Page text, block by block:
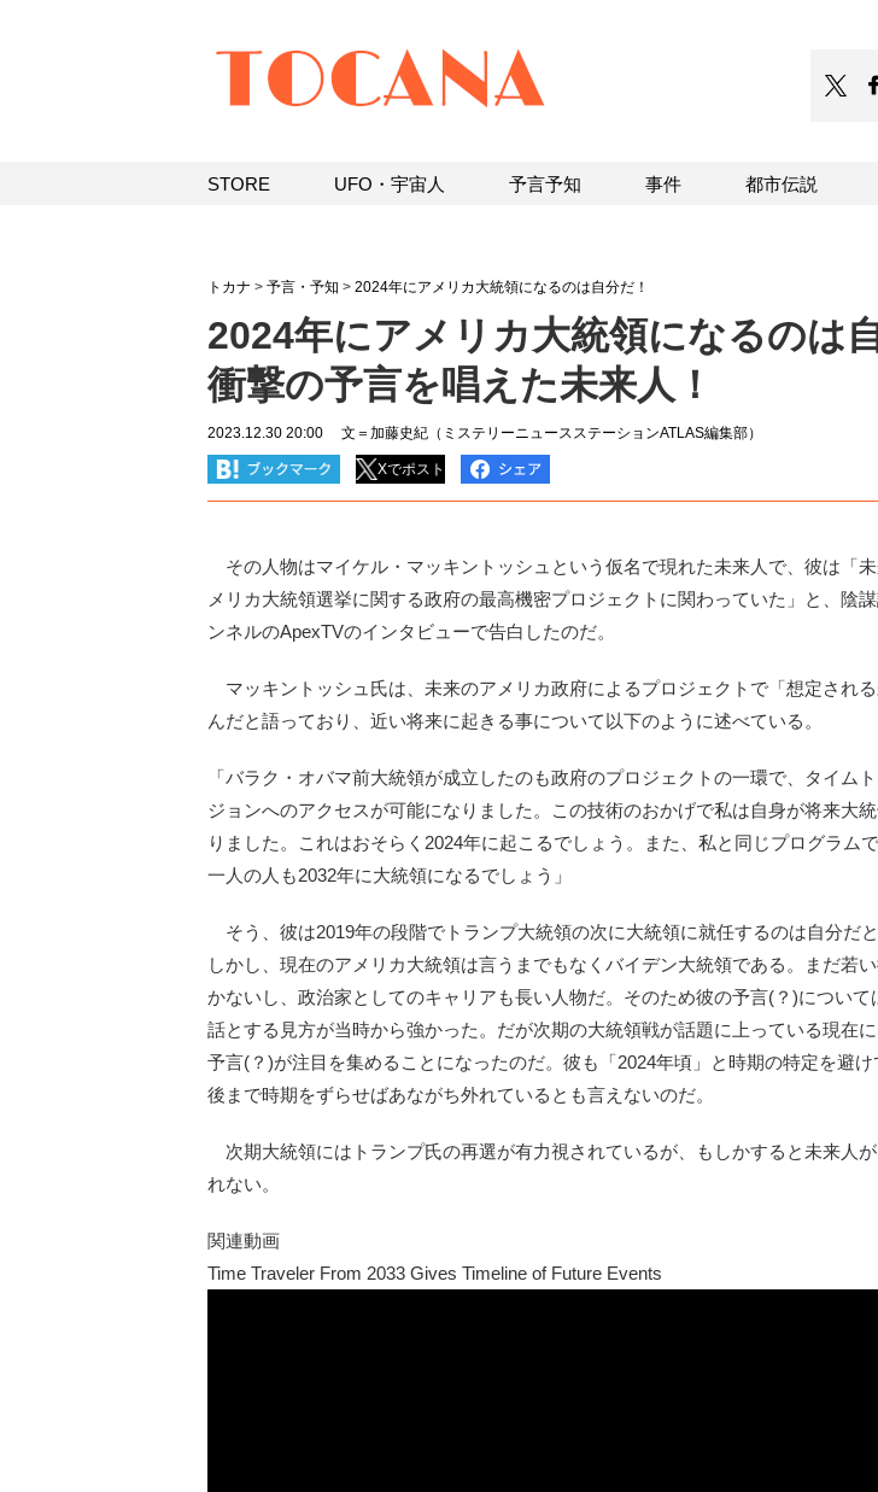
トカナ > 予言・予知 > 2024年にアメリカ大統領になるのは自分だ！
2024年にアメリカ大統領になるのは
衝撃の予言を唱えた未来人！
2023.12.30 20:00 文＝加藤史紀（ミステリーニュースステーションATLAS編集部）
Xでポスト
その人物はマイケル・マッキントッシュという仮名で現れた未来人で、彼は「
メリカ大統領選挙に関する政府の最高機密プロジェクトに関わっていた」と、陰
ンネルのApexTVのインタビューで告白したのだ。
マッキントッシュ氏は、未来のアメリカ政府によるプロジェクトで「想定され
んだと語っており、近い将来に起きる事について以下のように述べている。
「バラク・オバマ前大統領が成立したのも政府のプロジェクトの一環で、タイム
ジョンへのアクセスが可能になりました。この技術のおかげで私は自身が将来大
りました。これはおそらく2024年に起こるでしょう。また、私と同じプログラム
一人の人も2032年に大統領になるでしょう」
そう、彼は2019年の段階でトランプ大統領の次に大統領に就任するのは自分だと
しかし、現在のアメリカ大統領は言うまでもなくバイデン大統領である。まだ若
かないし、政治家としてのキャリアも長い人物だ。そのため彼の予言(？)について
話とする見方が当時から強かった。だが次期の大統領戦が話題に上っている現在
予言(？)が注目を集めることになったのだ。彼も「2024年頃」と時期の特定を避
後まで時期をずらせばあながち外れているとも言えないのだ。
次期大統領にはトランプ氏の再選が有力視されているが、もしかすると未来人
れない。
関連動画
Time Traveler From 2033 Gives Timeline of Future Events
STORE UFO・宇宙人 予言予知 事件 都市伝説